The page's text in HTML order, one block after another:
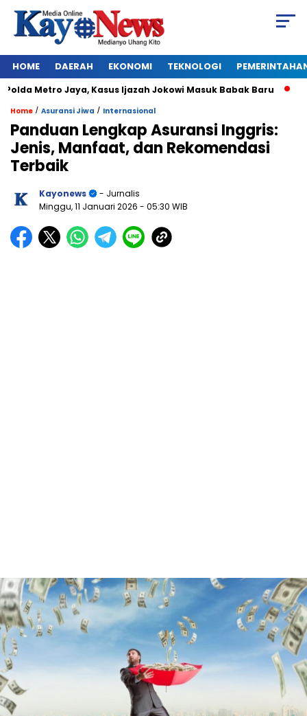
HOME DAERAH EKONOMI TEKNOLOGI
Metro Jaya, Kasus Ijazah Jokowi Masuk Babak Baru
Home / Asuransi Jiwa / Internasional
Panduan Lengkap Asuransi Inggris:
Jenis, Manfaat, dan Rekomendasi
Terbaik
Kayonews
- Jurnalis
Minggu, 11 Januari 2026 - 05:30 WIB